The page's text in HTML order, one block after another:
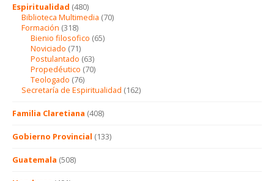
Espiritualidad (480)
Biblioteca Multimedia (70)
Formación (318)
Bienio filosofico (65)
Noviciado (71)
Postulantado (63)
Propedéutico (70)
Teologado (76)
Secretaría de Espiritualidad (162)
Familia Claretiana (408)
Gobierno Provincial (133)
Guatemala (508)